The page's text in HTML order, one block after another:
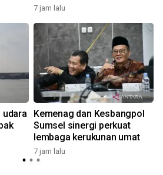
7 jam lalu
udara
Kemenag dan Kesbangpol
Sumsel sinergi perkuat
lembaga kerukunan umat
7 jam lalu